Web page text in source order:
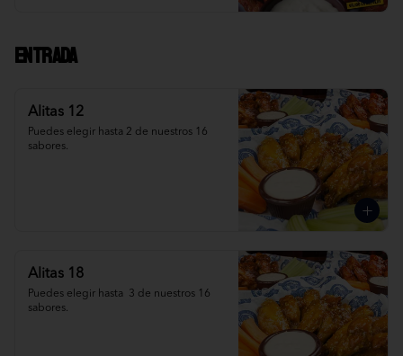
Entrada
Alitas 12
Puedes elegir hasta 2 de nuestros 16
sabores.
Alitas 18
Puedes elegir hasta  3 de nuestros 16
sabores.